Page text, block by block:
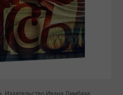
Издательство Ивана Лимбаха,